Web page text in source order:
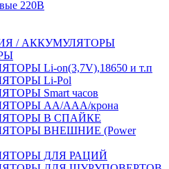
220В
/ АККУМУЛЯТОРЫ
Li-on(3,7V),18650 и т.п
Li-Pol
Smart часов
АА/ААА/крона
В СПАЙКЕ
ВНЕШНИЕ (Power
ДЛЯ РАЦИЙ